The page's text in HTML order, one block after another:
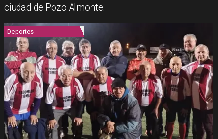
ciudad de Pozo Almonte.
Deportes